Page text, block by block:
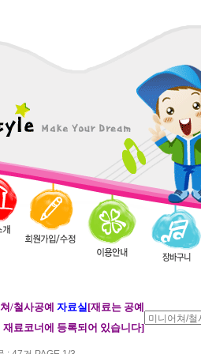
/철사공예 자료실[재료는 공예
재료코너에 등록되어 있습니다]